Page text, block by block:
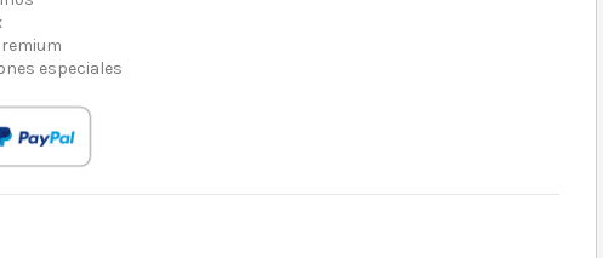
especiales